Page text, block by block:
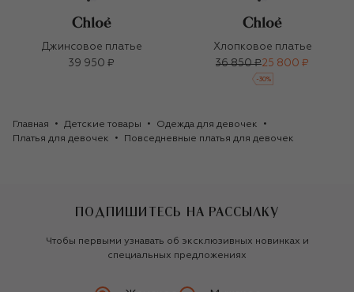
Джинсовое платье
39 950 ₽
Хлопковое платье
36 850 ₽25 800 ₽
-30%
Главная Детские товары
Одежда для девочек
Платья для девочек
Повседневные платья для девочек
ПОДПИШИТЕСЬ НА РАССЫЛКУ
Чтобы первыми узнавать об эксклюзивных новинках и
специальных предложениях